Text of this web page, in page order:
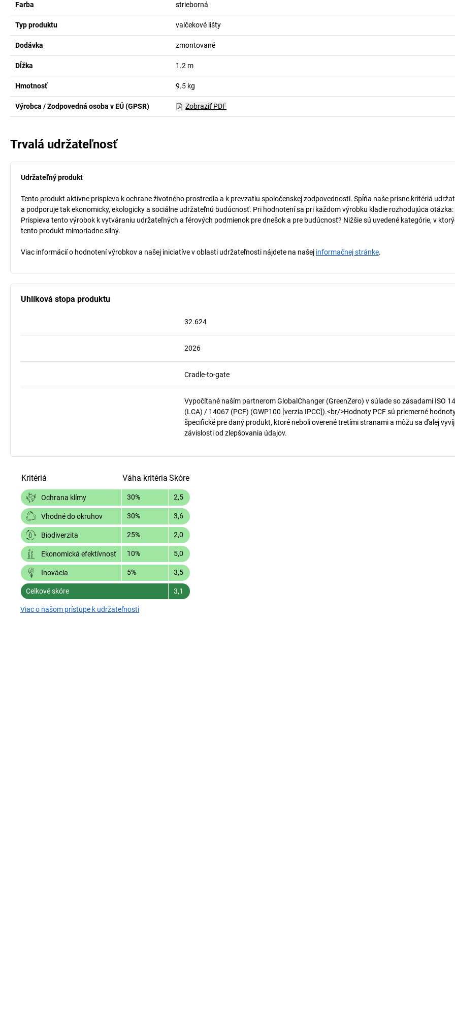
Farba strieborná
Typ produktu valčekové lišty
Dodávka zmontované
Dĺžka 1.2 m
Hmotnosť 9.5 kg
Výrobca / Zodpovedná osoba v EÚ (GPSR) Zobraziť PDF
Trvalá udržateľnosť
Udržateľný produkt
Tento produkt aktívne prispieva k ochrane životného prostredia a k prevzatiu spoločenskej zodpovednosti. Spĺňa naše prísne kritériá
a podporuje tak ekonomicky, ekologicky a sociálne udržateľnú budúcnosť. Pri hodnotení sa pri každom výrobku kladie rozhodujúca otázka:
Prispieva tento výrobok k vytváraniu udržateľných a férových podmienok pre dnešok a pre budúcnosť? Nižšie sú uvedené kategórie, v
tento produkt mimoriadne silný.
Viac informácií o hodnotení výrobkov a našej iniciatíve v oblasti udržateľnosti nájdete na našej informačnej stránke.
Uhlíková stopa produktu
32.624
2026
Cradle-to-gate
Vypočítané naším partnerom GlobalChanger (GreenZero) v súlade so zásadami ISO
(LCA) / 14067 (PCF) (GWP100 [verzia IPCC]).<br/>Hodnoty PCF sú priemerné
špecifické pre daný produkt, ktoré neboli overené tretími stranami a môžu sa ďalej
závislosti od zlepšovania údajov.
Kritériá Váha kritéria Skóre
Ochrana klímy 30% 2,5
Vhodné do okruhov 30% 3,6
Biodiverzita 25% 2,0
Ekonomická efektívnosť 10% 5,0
Inovácia 5% 3,5
Celkové skóre 3,1
Viac o našom prístupe k udržateľnosti